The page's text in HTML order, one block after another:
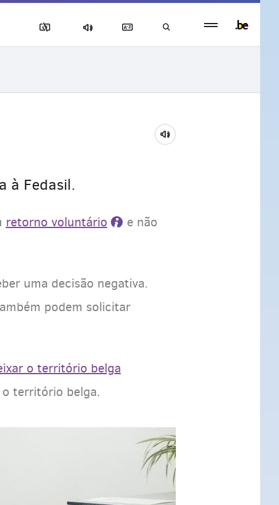
à Fedasil.
retorno voluntário
e não
uma decisão negativa.
podem solicitar
o território belga
território belga.
footer